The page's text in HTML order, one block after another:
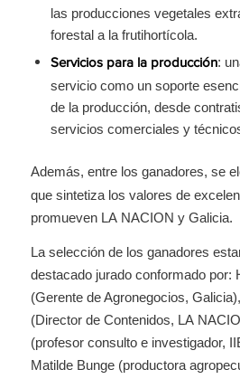
las producciones vegetales
forestal a la frutihortícola.
Servicios para la producción:
servicio como un soporte
de la producción, desde
servicios comerciales y
Además, entre los ganadores, se
que sintetiza los valores de
promueven LA NACION y Galicia.
La selección de los ganadores
destacado jurado conformado por:
(Gerente de Agronegocios,
(Director de Contenidos, LA
(profesor consulto e investigador,
Matilde Bunge (productora